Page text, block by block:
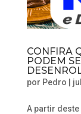
CONFIRA
PODEM
por Pedro
A partir